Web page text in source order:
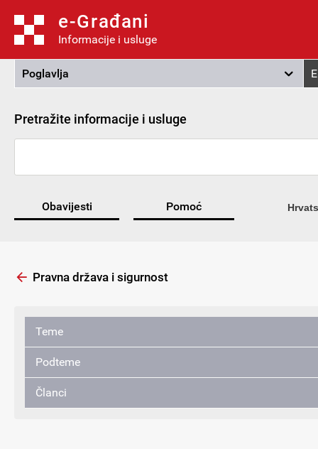
e-Građani
Informacije i usluge
Poglavlja
Pretražite informacije i usluge
Obavijesti Pomoć
Pravna država i sigurnost
Teme
Podteme
Članci